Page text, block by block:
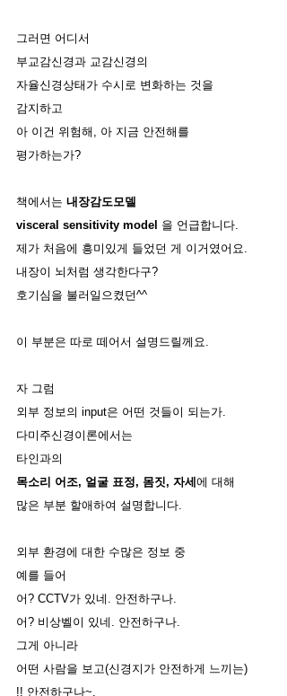
그러면 어디서
부교감신경과 교감신경의
자율신경상태가 수시로 변화하는 것을
감지하고
아 이건 위험해, 아 지금 안전해를
평가하는가?
책에서는 내장감도모델
visceral sensitivity model 을 언급합니다.
제가 처음에 흥미있게 들었던 게 이거였어요.
내장이 뇌처럼 생각한다구?
호기심을 불러일으켰던^^
이 부분은 따로 떼어서 설명드릴께요.
자 그럼
외부 정보의 input은 어떤 것들이 되는가.
다미주신경이론에서는
타인과의
목소리 어조, 얼굴 표정, 몸짓, 자세 에 대해
많은 부분 할애하여 설명합니다.
외부 환경에 대한 수많은 정보 중
예를 들어
어? CCTV가 있네. 안전하구나.
어? 비상벨이 있네. 안전하구나.
그게 아니라
어떤 사람을 보고(신경지가 안전하게 느끼는)
!! 안전하구나~.